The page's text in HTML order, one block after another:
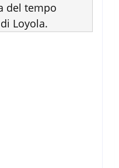
del tempo
Loyola.